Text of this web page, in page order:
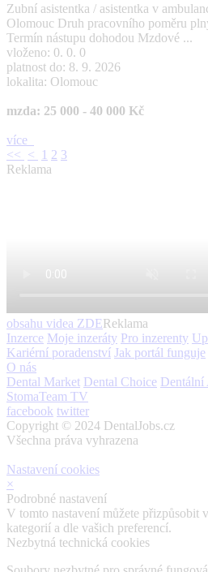
Zubní asistentka / asistentka v
Olomouc Druh pracovního poměru
Termín nástupu dohodou Mzdové ...
vloženo: 0. 0. 0
platnost do: 8. 9. 2026
lokalita: Olomouc
mzda: 25 000 - 40 000 Kč
více
<< < 1 2 3
Reklama
obsahu videa ZDEReklama
Inzerce Moje inzeráty Pro inzerenty
Kariérní poradenství Jak portál funguje
O nás
Dental Market Dental Choice Dentální
StomaTeam TV
facebook twitter
Copyright © 2024 DentalJobs.cz
Všechna práva vyhrazena
Nastavení cookies
×
Podrobné nastavení
V tomto nastavení můžete přizpůsobit
kategorií a dle vašich preferencí.
Nezbytná technická cookies